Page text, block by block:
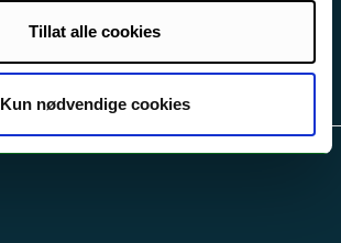
Tillat alle cookies
Kun nødvendige cookies